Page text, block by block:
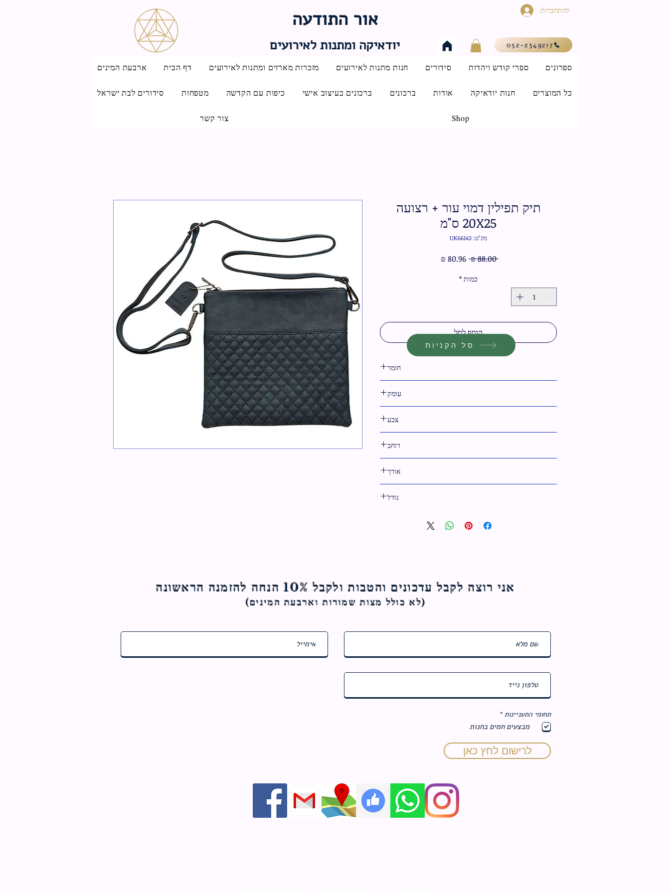
אור התודעה
יודאיקה ומתנות לאירועים
להתחברות
052-2349217
ארבעת המינים דף הבית מזכרות מארזים ומתנות לאירועים חנות מתנות לאירועים סידורים ספרי קודש ויהדות ספרונים
סידורים לבת ישראל מטפחות כיפות עם הקדשה ברכונים בעיצוב אישי ברכונים אודות חנות יודאיקה כל המוצרים
צור קשר Shop
תיק תפילין דמוי עור + רצועה
20X25 ס"מ
מק"ט: UK66143
‏88.00 ‏₪
מחיר
כמות *
הוסף לסל
חומר
עומק
צבע
רוחב
אורך
גודל
סל הקניות
אני רוצה לקבל עדכונים והטבות ולקבל 10% הנחה להזמנה הראשונה
(לא כולל מצות שמורות וארבעת המינים)
תחומי התעניינות *
ב
מבצעים חמים בחנות
לרישום לחץ כאן